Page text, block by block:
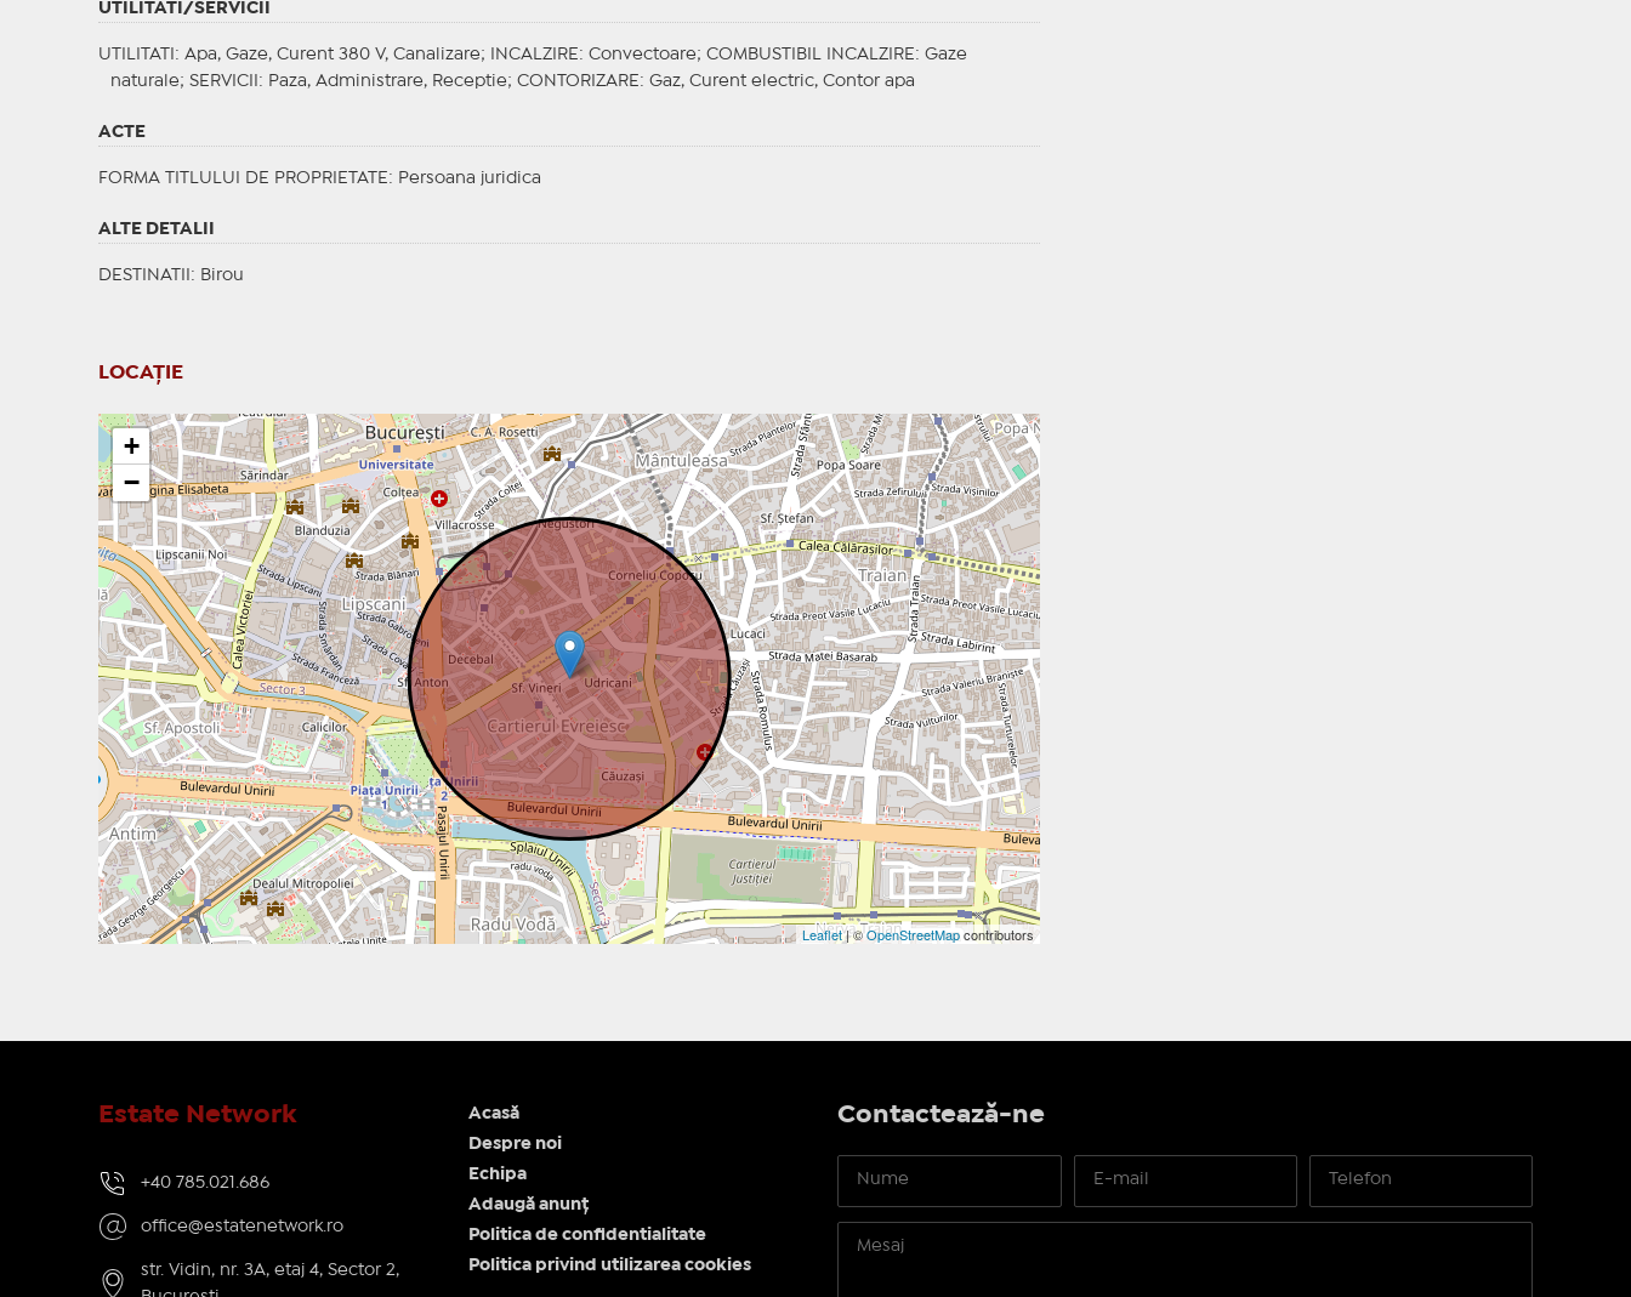
UTILITATI/SERVICII
UTILITATI : Apa, Gaze, Curent 380 V, Canalizare; INCALZIRE : Convectoare; COMBUSTIBIL INCALZIRE : Gaze
naturale; SERVICII : Paza, Administrare, Receptie; CONTORIZARE : Gaz, Curent electric, Contor apa
ACTE
FORMA TITLULUI DE PROPRIETATE : Persoana juridica
ALTE DETALII
DESTINATII : Birou
LOCAȚIE
+
−
Leaflet| ©OpenStreetMapcontributors
Estate Network
+40 785.021.686
office@estatenetwork.ro
str. Vidin, nr. 3A, etaj 4, Sector 2,
Acasă
Despre noi
Echipa
Adaugă anunț
Politica de confidentialitate
Politica privind utilizarea cookies
Contactează-ne